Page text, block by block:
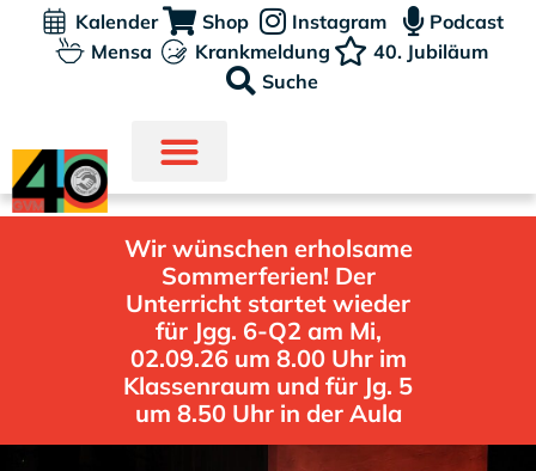
Kalender Shop Instagram
Podcast
Mensa
Krankmeldung
40. Jubiläum
Suche
Wir wünschen erholsame
Sommerferien! Der
Unterricht startet wieder
für Jgg. 6-Q2 am Mi,
02.09.26 um 8.00 Uhr im
Klassenraum und für Jg. 5
um 8.50 Uhr in der Aula